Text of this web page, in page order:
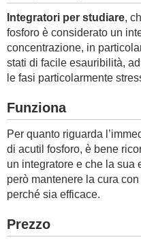
Integratori per studiare,
fosforo è considerato un
concentrazione, in
stati di facile esauribilità,
le fasi particolarmente
Funziona
Per quanto riguarda
di acutil fosforo, è bene
un integratore e che la sua
però mantenere la cura
perché sia efficace.
Prezzo